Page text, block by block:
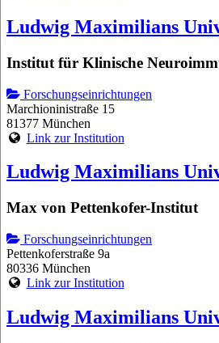
Ludwig Maximilians
Institut für Klinische
Forschungseinrichtungen
Marchioninistraße 15
81377 München
Link zur Institution
Ludwig Maximilians
Max von Pettenkofer-Institut
Forschungseinrichtungen
Pettenkoferstraße 9a
80336 München
Link zur Institution
Ludwig Maximilians